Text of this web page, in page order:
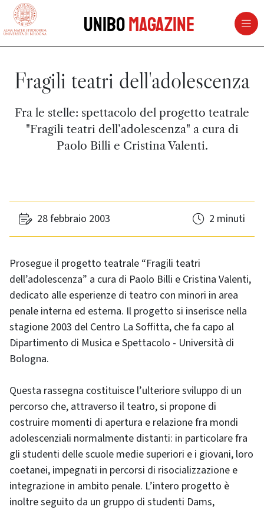
vai al contenuto della pagina
UniboMagazine
Fragili teatri dell'adolescenza
Fra le stelle: spettacolo del progetto teatrale
"Fragili teatri dell’adolescenza" a cura di
Paolo Billi e Cristina Valenti.
28 febbraio 2003 2 minuti
Prosegue il progetto teatrale “Fragili teatri
dell’adolescenza” a cura di Paolo Billi e Cristina Valenti,
dedicato alle esperienze di teatro con minori in area
penale interna ed esterna. Il progetto si inserisce nella
stagione 2003 del Centro La Soffitta, che fa capo al
Dipartimento di Musica e Spettacolo - Università di
Bologna.
Questa rassegna costituisce l’ulteriore sviluppo di un
percorso che, attraverso il teatro, si propone di
costruire momenti di apertura e relazione fra mondi
adolescenziali normalmente distanti: in particolare fra
gli studenti delle scuole medie superiori e i giovani, loro
coetanei, impegnati in percorsi di risocializzazione e
integrazione in ambito penale. L’intero progetto è
inoltre seguito da un gruppo di studenti Dams,